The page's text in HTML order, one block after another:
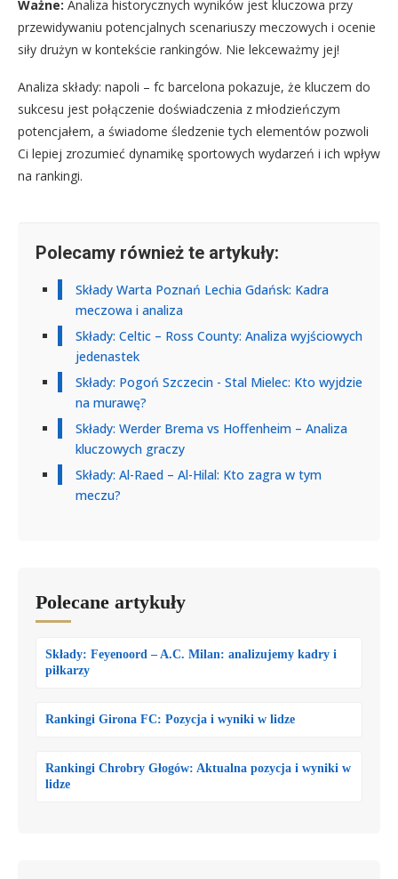
Ważne: Analiza historycznych wyników jest kluczowa przy
przewidywaniu potencjalnych scenariuszy meczowych i ocenie
siły drużyn w kontekście rankingów. Nie lekceważmy jej!
Analiza składy: napoli – fc barcelona pokazuje, że kluczem do
sukcesu jest połączenie doświadczenia z młodzieńczym
potencjałem, a świadome śledzenie tych elementów pozwoli
Ci lepiej zrozumieć dynamikę sportowych wydarzeń i ich wpływ
na rankingi.
Polecamy również te artykuły:
Składy Warta Poznań Lechia Gdańsk: Kadra
meczowa i analiza
Składy: Celtic – Ross County: Analiza wyjściowych
jedenastek
Składy: Pogoń Szczecin - Stal Mielec: Kto wyjdzie
na murawę?
Składy: Werder Brema vs Hoffenheim – Analiza
kluczowych graczy
Składy: Al-Raed – Al-Hilal: Kto zagra w tym
meczu?
Polecane artykuły
Składy: Feyenoord – A.C. Milan: analizujemy kadry i
piłkarzy
Rankingi Girona FC: Pozycja i wyniki w lidze
Rankingi Chrobry Głogów: Aktualna pozycja i wyniki w
lidze